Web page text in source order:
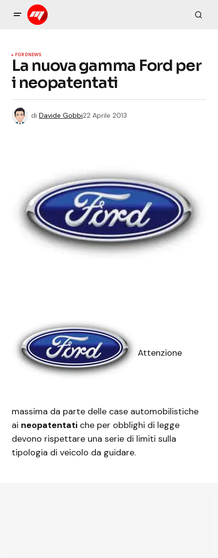
FORDNEWS
La nuova gamma Ford per
i neopatentati
di Davide Gobbi22 Aprile 2013
Attenzione
massima da parte delle case automobilistiche
ai neopatentati che per obblighi di legge
devono rispettare una serie di limiti sulla
tipologia di veicolo da guidare.